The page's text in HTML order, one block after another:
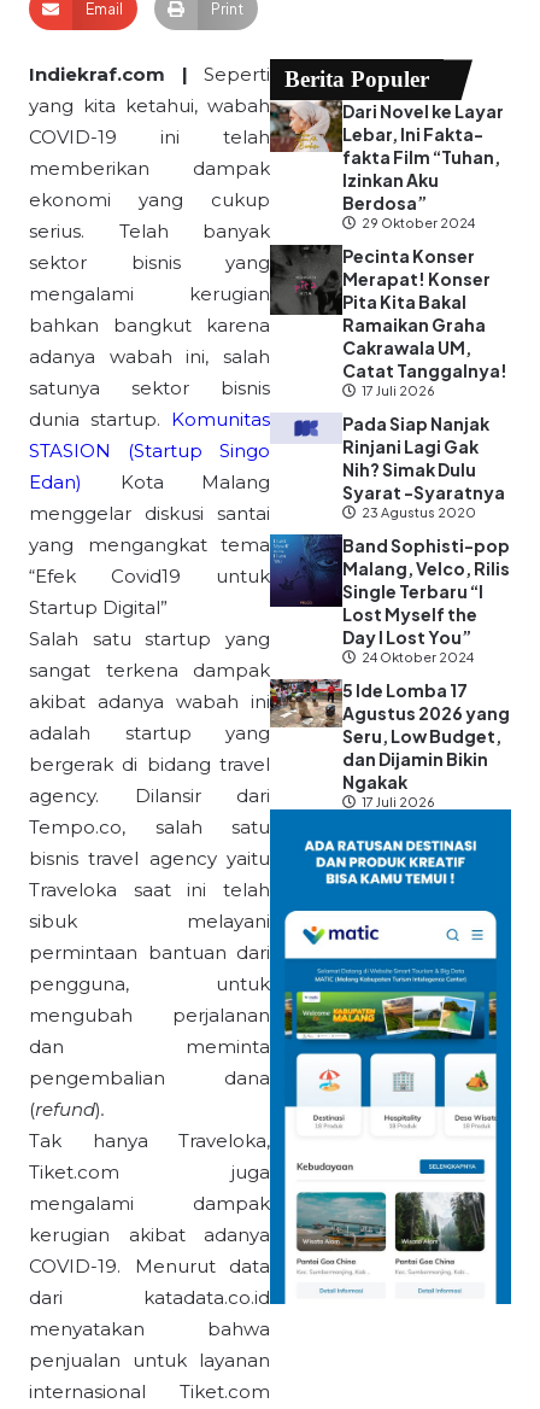
Email Print
Indiekraf.com |
Seperti
yang kita ketahui, wabah
COVID-19 ini telah
memberikan dampak
ekonomi yang cukup
serius. Telah banyak
sektor bisnis yang
mengalami kerugian
bahkan bangkut karena
adanya wabah ini, salah
satunya sektor bisnis
dunia startup. Komunitas
STASION (Startup Singo
Edan)
Kota Malang
menggelar diskusi santai
yang mengangkat tema
“Efek Covid19 untuk
Startup Digital”
Salah satu startup yang
sangat terkena dampak
akibat adanya wabah ini
adalah startup yang
bergerak di bidang travel
agency. Dilansir dari
Tempo.co, salah satu
bisnis travel agency yaitu
Traveloka saat ini telah
sibuk melayani
permintaan bantuan dari
pengguna, untuk
mengubah perjalanan
dan meminta
pengembalian dana
(refund).
Tak hanya Traveloka,
Tiket.com juga
mengalami dampak
kerugian akibat adanya
COVID-19. Menurut data
dari katadata.co.id
menyatakan bahwa
penjualan untuk layanan
internasional Tiket.com
Berita Populer
Dari Novel ke Layar
Lebar, Ini Fakta-
fakta Film “Tuhan,
Izinkan Aku
Berdosa”
29 Oktober 2024
Pecinta Konser
Merapat! Konser
Pita Kita Bakal
Ramaikan Graha
Cakrawala UM,
Catat Tanggalnya!
17 Juli 2026
Pada Siap Nanjak
Rinjani Lagi Gak
Nih? Simak Dulu
Syarat -Syaratnya
23 Agustus 2020
Band Sophisti-pop
Malang, Velco, Rilis
Single Terbaru “I
Lost Myself the
Day I Lost You”
24 Oktober 2024
5 Ide Lomba 17
Agustus 2026 yang
Seru, Low Budget,
dan Dijamin Bikin
Ngakak
17 Juli 2026